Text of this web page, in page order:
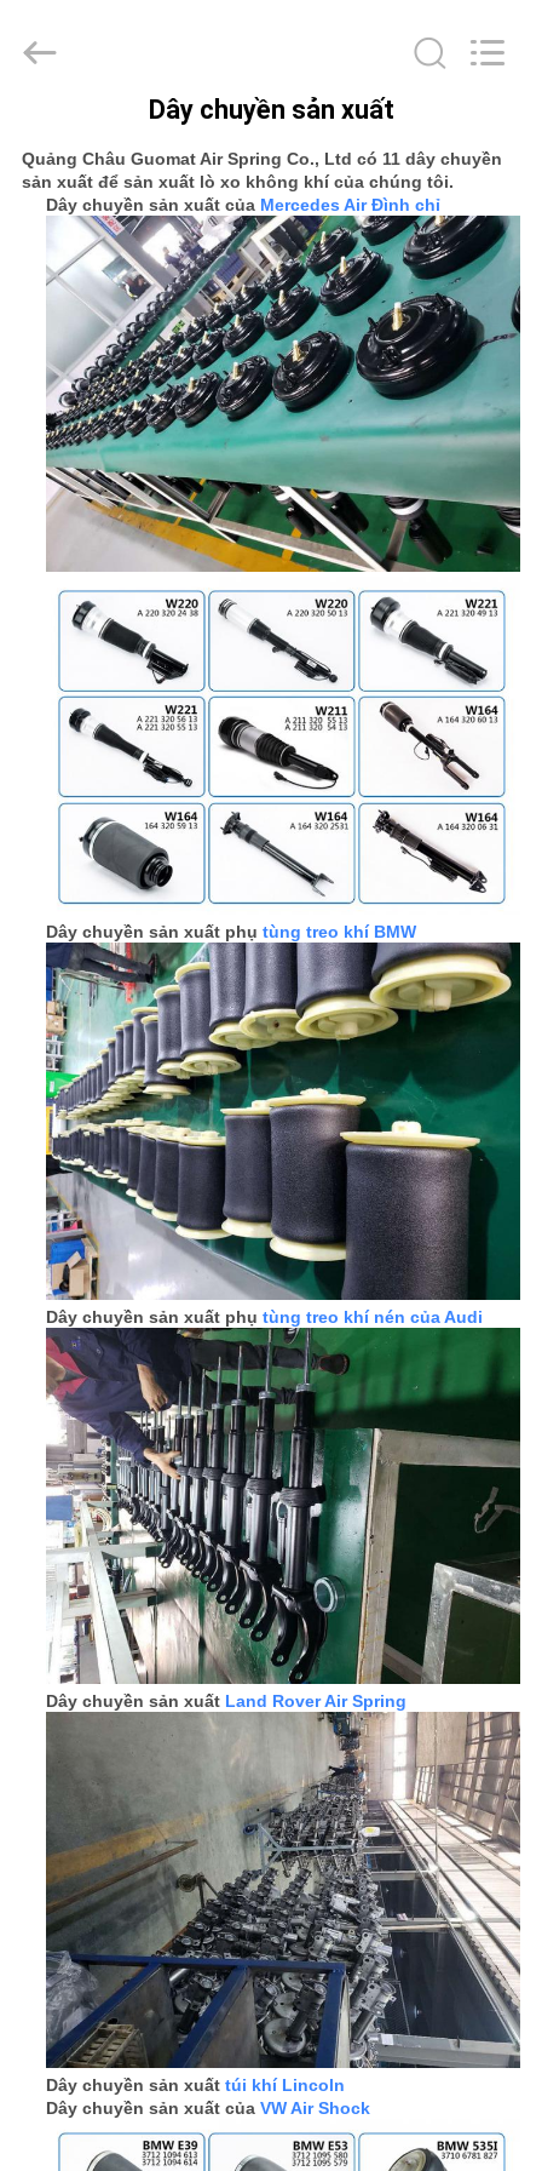
CÁC
PHẨM
CHÚNG
TÔI
THAM
QUAN
NHÀ
KIỂM
CHẤT
LƯỢNG
LIÊN
CHÚNG
TÔI
YÊU
CẦU
BÁO
GIÁ
ĐỒ
TRANG
WEB
PRIVACY
POLICY
SPRING
Reserved.
Dây chuyền sản xuất
Quảng Châu Guomat Air Spring Co., Ltd có 11 dây chuyền
sản xuất để sản xuất lò xo không khí của chúng tôi.
Dây chuyền sản xuất của Mercedes Air Đình chỉ
Dây chuyền sản xuất phụ tùng treo khí BMW
Dây chuyền sản xuất phụ tùng treo khí nén của Audi
Dây chuyền sản xuất Land Rover Air Spring
Dây chuyền sản xuất túi khí Lincoln
Dây chuyền sản xuất của VW Air Shock